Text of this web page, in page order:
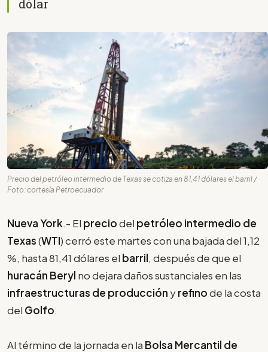
dólar
Precio del petróleo intermedio de Texas se cotiza en 81,41 dólares el barril /
Foto: cortesía Petroecuador
Nueva York.- El preciodel petróleo intermedio de
Texas(WTI) cerró este martes con una bajada del 1,12
%, hasta 81,41 dólares el barril, después de que el
huracán Beryl no dejara daños sustanciales en las
infraestructuras de producción yrefinode la costa
del Golfo.
Al término de la jornada en la Bolsa Mercantil de